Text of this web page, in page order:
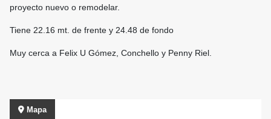
proyecto nuevo o remodelar.
Tiene 22.16 mt. de frente y 24.48 de fondo
Muy cerca a Felix U Gómez, Conchello y Penny Riel.
Mapa